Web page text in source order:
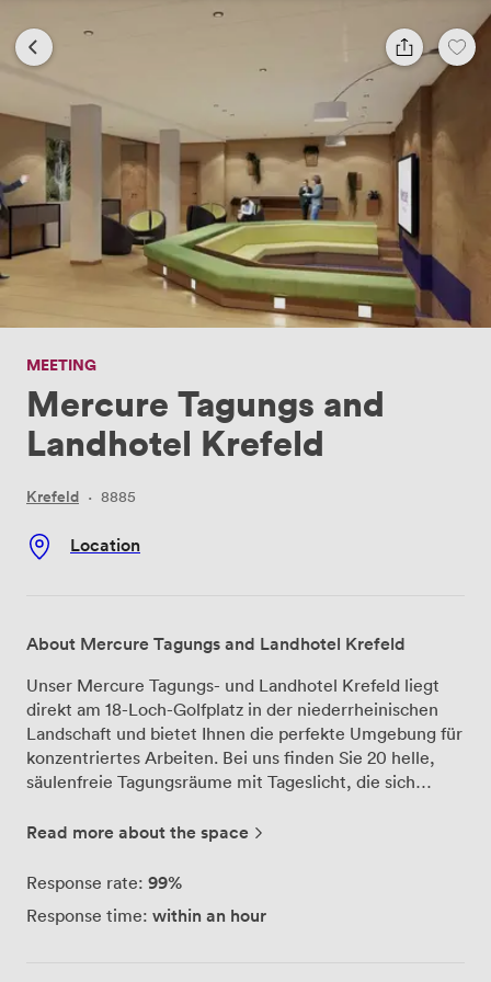
MEETING
Mercure Tagungs and
Landhotel Krefeld
Krefeld · 8885
Location
About Mercure Tagungs and Landhotel Krefeld
Unser Mercure Tagungs- und Landhotel Krefeld liegt
direkt am 18-Loch-Golfplatz in der niederrheinischen
Landschaft und bietet Ihnen die perfekte Umgebung für
konzentriertes Arbeiten. Bei uns finden Sie 20 helle,
säulenfreie Tagungsräume mit Tageslicht, die sich
Gruppen bis zu Großveranstaltungen mit 300 Personen.
werkStadt". Hier arbeiten Ihre Teams an individuell
kreative Sessions oder schreiben direkt auf die
Read more about the space
Response rate: 99%
Response time: within an hour